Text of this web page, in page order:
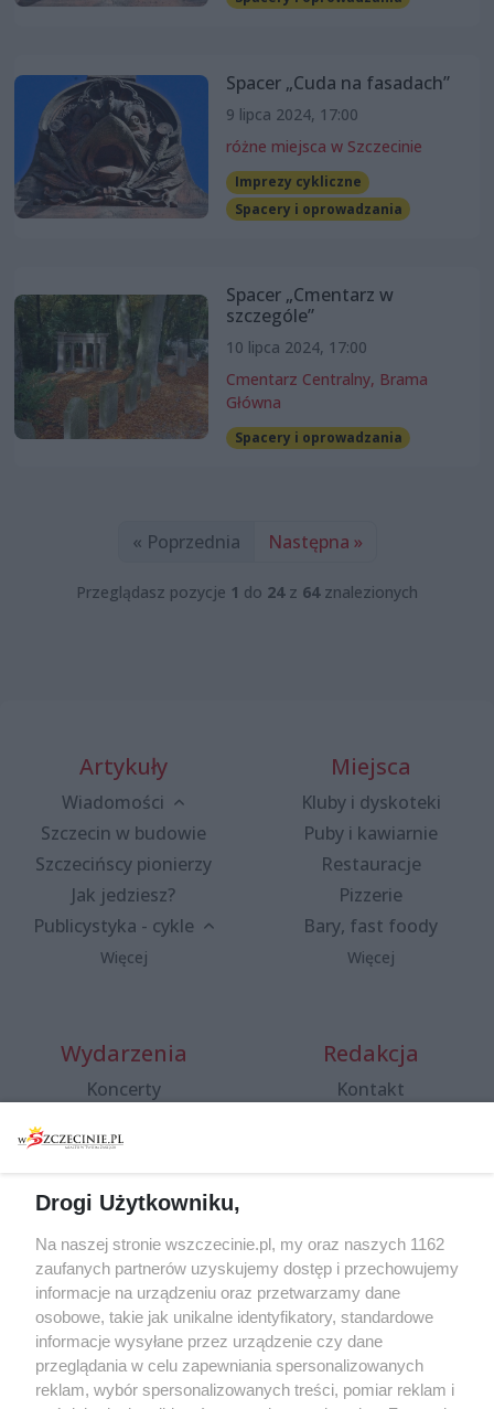
Spacer „Cuda na fasadach”
9 lipca 2024, 17:00
różne miejsca w Szczecinie
Imprezy cykliczne
Spacery i oprowadzania
Spacer „Cmentarz w
szczególe”
10 lipca 2024, 17:00
Cmentarz Centralny, Brama
Główna
Spacery i oprowadzania
« Poprzednia Następna »
Przeglądasz pozycje 1 do 24z 64znalezionych
Artykuły
Wiadomości
Szczecin w budowie
Szczecińscy pionierzy
Jak jedziesz?
Publicystyka - cykle
Więcej
Miejsca
Kluby i dyskoteki
Puby i kawiarnie
Restauracje
Pizzerie
Bary, fast foody
Więcej
Wydarzenia
Koncerty
Spacery i oprowadzania
targi
Wernisaże
Więcej
Redakcja
Kontakt
Specjalny koncert z okazji
20. urodzin portalu
wSzczecinie.pl
Regulamin konkursów
śniadaniówka "Hej
Szczecin! Jest piątek!"
Drogi Użytkowniku,
Na naszej stronie wszczecinie.pl, my oraz naszych 1162
zaufanych partnerów uzyskujemy dostęp i przechowujemy
informacje na urządzeniu oraz przetwarzamy dane
osobowe, takie jak unikalne identyfikatory, standardowe
informacje wysyłane przez urządzenie czy dane
przeglądania w celu zapewniania spersonalizowanych
reklam, wybór spersonalizowanych treści, pomiar reklam i